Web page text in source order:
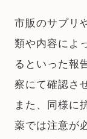
市販のサプリ
類や内容によ
るといった報
察にて確認さ
また、同様に
薬では注意が